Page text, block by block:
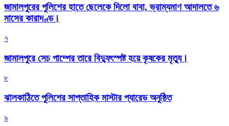
জামালপুরের পুলিশের হাতে ছেলেকে দিলো বাবা, ভ্রাম্যমাণ আদালতে ৬
মাসের কারাদণ্ড।
৭
জামালপুরে সেচ পাম্পের তারে বিদ্যুৎস্পষ্ট হয়ে কৃষকের মৃত্যু।
৮
‎ঝালকাঠিতে পুলিশের সাপ্তাহিক মাস্টার প্যারেড অনুষ্ঠিত
৯